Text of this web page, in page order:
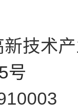
技术
号